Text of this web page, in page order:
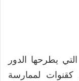
يطرحها الدور
كقنوات لممارسة